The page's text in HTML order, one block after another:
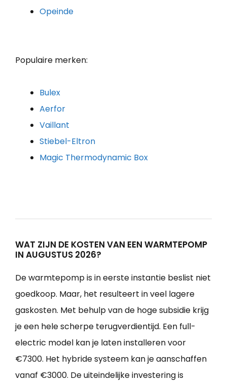
Opeinde
Populaire merken:
Bulex
Aerfor
Vaillant
Stiebel-Eltron
Magic Thermodynamic Box
WAT ZIJN DE KOSTEN VAN EEN WARMTEPOMP
IN AUGUSTUS 2026?
De warmtepomp is in eerste instantie beslist niet
goedkoop. Maar, het resulteert in veel lagere
gaskosten. Met behulp van de hoge subsidie krijg
je een hele scherpe terugverdientijd. Een full-
electric model kan je laten installeren voor
€7300. Het hybride systeem kan je aanschaffen
vanaf €3000. De uiteindelijke investering is